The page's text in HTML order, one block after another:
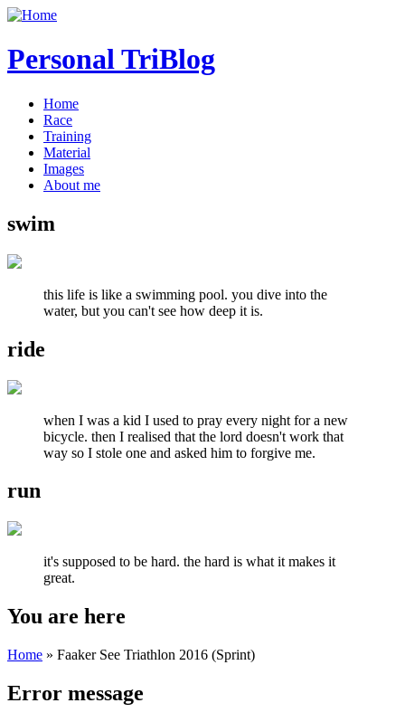
Personal TriBlog
Home
Race
Training
Material
Images
About me
swim
this life is like a swimming pool. you dive into the
water, but you can't see how deep it is.
ride
when I was a kid I used to pray every night for a new
bicycle. then I realised that the lord doesn't work that
way so I stole one and asked him to forgive me.
run
it's supposed to be hard. the hard is what it makes it
great.
You are here
Home » Faaker See Triathlon 2016 (Sprint)
Error message